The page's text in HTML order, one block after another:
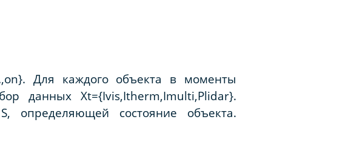
Для каждого объекта в моменты
данных Xt={Ivis,Itherm,Imulti,Plidar}.
определяющей состояние объекта.